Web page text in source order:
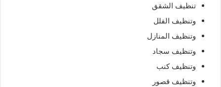
تنظيف الشقق
وتنظيف الفلل
وتنظيف المنازل
وتنظيف سجاد
وتنظيف كنب
وتنظيف قصور